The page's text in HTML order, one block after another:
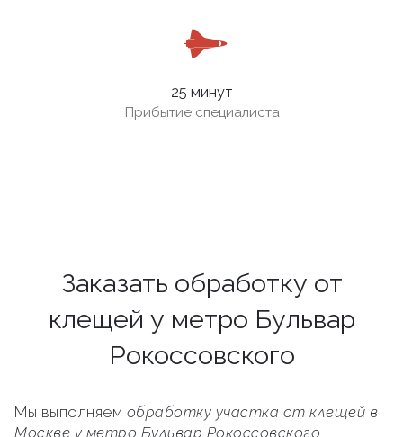
25 минут
Прибытие специалиста
Заказать обработку от
клещей у метро Бульвар
Рокоссовского
Мы выполняем обработку участка от клещей в
Москве у метро Бульвар Рокоссовского